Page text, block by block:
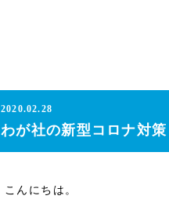
2020.02.28
わが社の新型コロナ対策
こんにちは。